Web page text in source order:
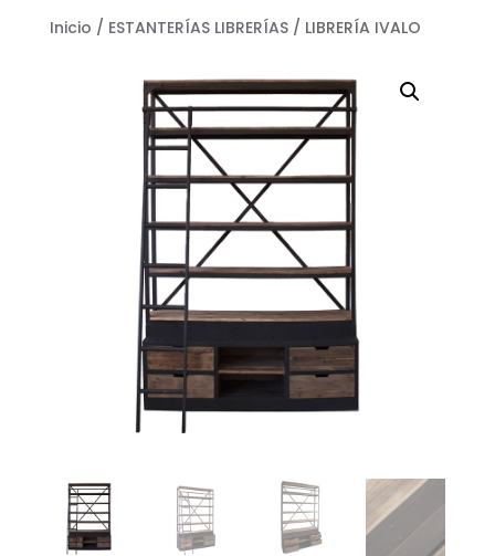
Inicio / ESTANTERÍAS LIBRERÍAS/ LIBRERÍA IVALO